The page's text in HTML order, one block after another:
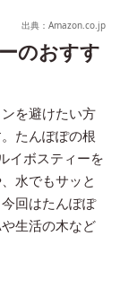
出典：Amazon.co.jp
のおすす
を避けたい方
たんぽぽの根
イボスティーを
水でもサッと
回はたんぽぽ
生活の木など